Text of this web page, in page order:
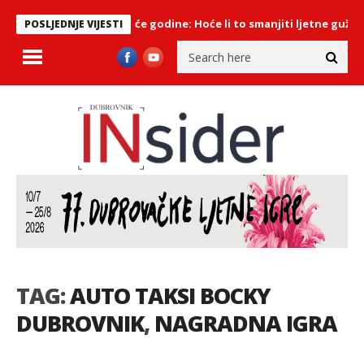
POSLJEDNJE VIJESTI
cestarine stiže iduće godine: Hoće li to smanjiti ljetne gužve na
TAG:AUTO TAKSI BOCKY
DUBROVNIK, NAGRADNA IGRA